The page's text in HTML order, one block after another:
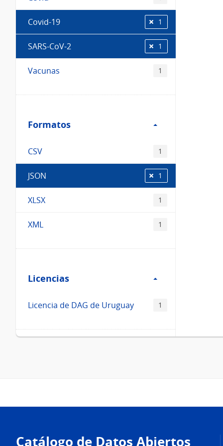
Covid-19 1
SARS-CoV-2 1
Vacunas 1
Formatos
Formatos
CSV 1
JSON 1
XLSX 1
XML 1
Licencias
Licencias
Licencia de DAG de Uruguay 1
Catálogo de Datos Abiertos